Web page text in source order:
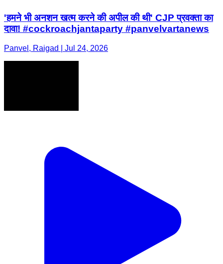
'हमने भी अनशन खत्म करने की अपील की थी' CJP प्रवक्ता का
दावा! #cockroachjantaparty #panvelvartanews
Panvel, Raigad | Jul 24, 2026